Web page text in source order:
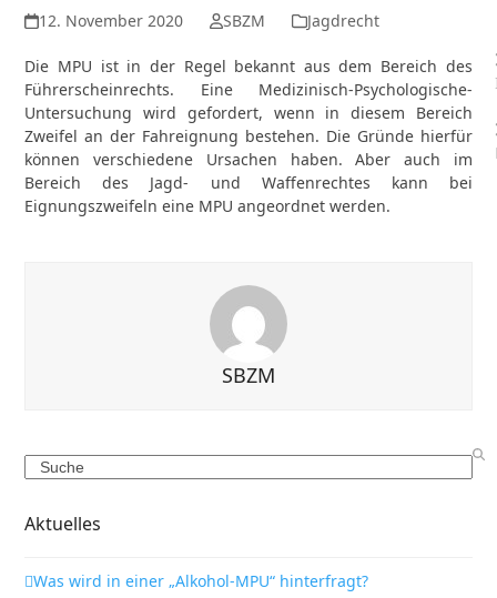
12. November 2020 SBZM Jagdrecht
Die MPU ist in der Regel bekannt aus dem Bereich des
Führerscheinrechts. Eine Medizinisch-Psychologische-
Untersuchung wird gefordert, wenn in diesem Bereich
Zweifel an der Fahreignung bestehen. Die Gründe hierfür
können verschiedene Ursachen haben. Aber auch im
Bereich des Jagd- und Waffenrechtes kann bei
Eignungszweifeln eine MPU angeordnet werden.
SBZM
Search
Aktuelles
Was wird in einer „Alkohol-MPU“ hinterfragt?